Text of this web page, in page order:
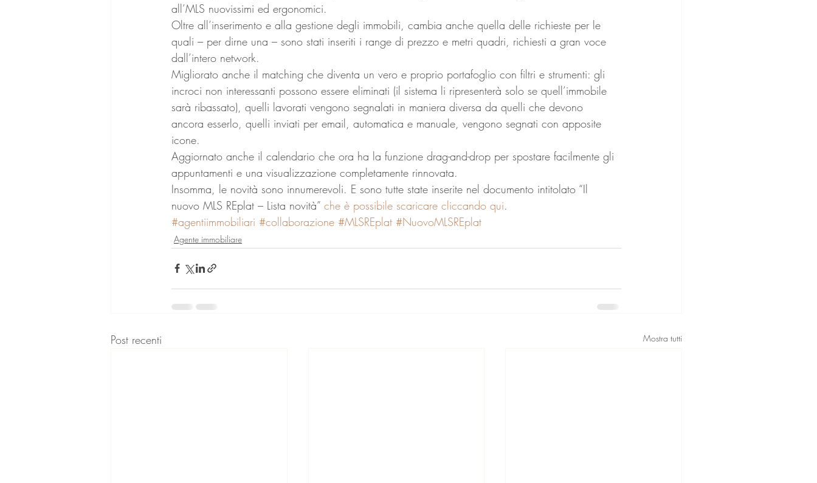
all’MLS nuovissimi ed ergonomici.
Oltre all’inserimento e alla gestione degli immobili, cambia anche quella delle richieste per le
quali – per dirne una – sono stati inseriti i range di prezzo e metri quadri, richiesti a gran voce
dall’intero network.
Migliorato anche il matching che diventa un vero e proprio portafoglio con filtri e strumenti: gli
incroci non interessanti possono essere eliminati (il sistema li ripresenterà solo se quell’immobile
sarà ribassato), quelli lavorati vengono segnalati in maniera diversa da quelli che devono
ancora esserlo, quelli inviati per email, automatica e manuale, vengono segnati con apposite
icone.
Aggiornato anche il calendario che ora ha la funzione drag-and-drop per spostare facilmente gli
appuntamenti e una visualizzazione completamente rinnovata.
Insomma, le novità sono innumerevoli. E sono tutte state inserite nel documento intitolato “Il
nuovo MLS REplat – Lista novità” che è possibile scaricare cliccando qui.
#agentiimmobiliari #collaborazione #MLSREplat #NuovoMLSREplat
Agente immobiliare
Post recenti Mostra tutti